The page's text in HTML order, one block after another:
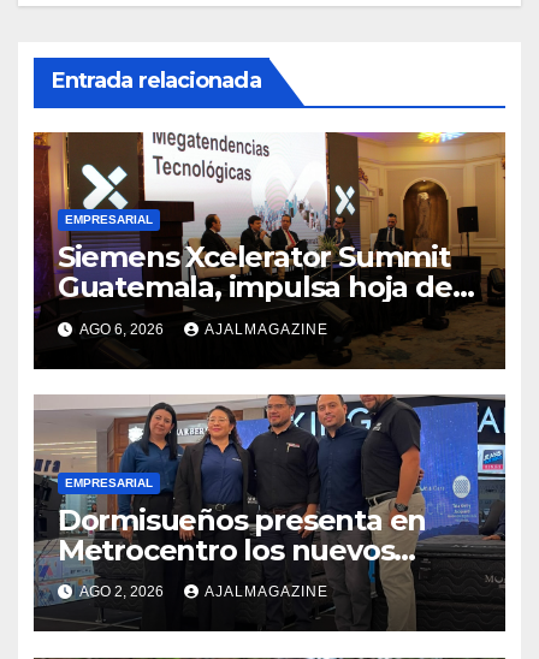
Entrada relacionada
EMPRESARIAL
Siemens Xcelerator Summit
Guatemala, impulsa hoja de
ruta para acelerar la
competitividad del país
AGO 6, 2026 AJALMAGAZINE
EMPRESARIAL
Dormisueños presenta en
Metrocentro los nuevos
modelos Muna Care de
Comfort Life: Innovación y
calidad en descanso
AGO 2, 2026 AJALMAGAZINE